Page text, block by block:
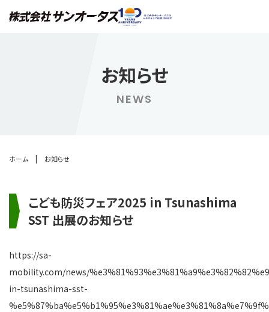
お知らせ
NEWS
ホーム | お知らせ
こども防災フェア2025 in Tsunashima
SST 出展のお知らせ
https://sa-
mobility.com/news/
in-tsunashima-sst-